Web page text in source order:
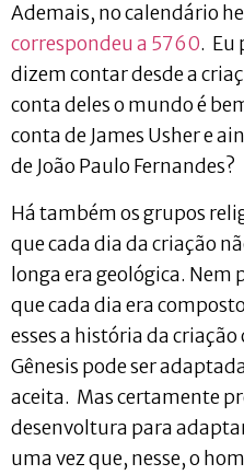
Ademais, no calendário
correspondeu a 5760. Eu
dizem contar desde a
conta deles o mundo é
conta de James Usher e
de João Paulo Fernandes?
Há também os grupos
que cada dia da criação
longa era geológica.
que cada dia era
esses a história da
Gênesis pode ser
aceita. Mas certamente
desenvoltura para
uma vez que, nesse, o